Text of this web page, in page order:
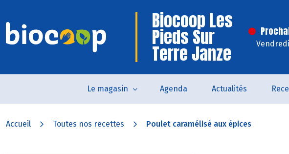
Biocoop Les
Pieds Sur
Terre Janze
Le magasin Agenda Actualités
Accueil Toutes nos recettes Poulet caramélisé aux épices